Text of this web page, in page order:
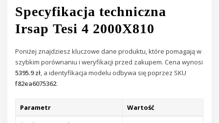
Specyfikacja techniczna
Irsap Tesi 4 2000X810
Poniżej znajdziesz kluczowe dane produktu, które pomagają w
szybkim porównaniu i weryfikacji przed zakupem. Cena wynosi
5395.9 zł, a identyfikacja modelu odbywa się poprzez SKU
f82ea6075362.
Parametr
Wartość